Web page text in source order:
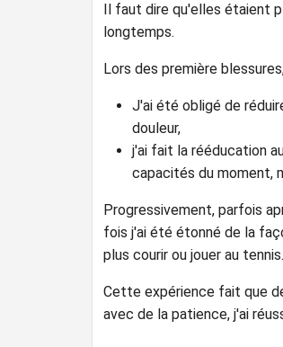
Il faut dire qu'elles étaient
longtemps.
Lors des première
J'ai été obligé de
douleur,
j'ai fait la rééducation
capacités du moment,
Progressivement, parfois
fois j'ai été étonné de la
plus courir ou jouer au tennis.
Cette expérience fait que
avec de la patience, j'ai